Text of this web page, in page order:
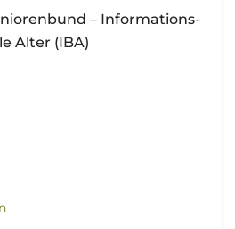
– Informations-
Alter (IBA)